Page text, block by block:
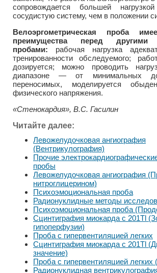
сопровождается большей
сосудистую систему, чем в положении
Велоэргометрическая проба
преимущества перед другими
пробами: рабочая нагрузка
тренированности обследуемого;
дозируется; можно проводить
диапазоне — от минимальных
переносимых, моделируется
физического напряжения.
«Стенокардия», В.С. Гасилин
Читайте далее:
Левожелудочковая ангиография
(Вентрикулография)
Прочие
пробы
Левожелудочковая ангиография
нитроглицерином)
Психоэмоциональная проба
Радионуклидные методы
Психоэмоциональная проба
Сцинтиграфия миокарда с 201Тl
гипоперфузии)
Проба с гипервентиляцией легких
Сцинтиграфия миокарда с 201Тl
значение)
Проба с гипервентиляцией легких
Радионуклидная